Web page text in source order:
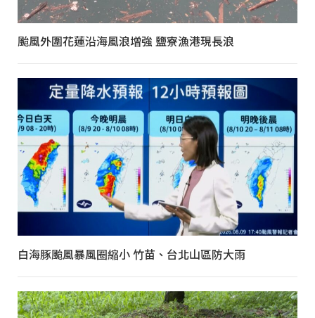
颱風外圍花蓮沿海風浪增強 鹽寮漁港現長浪
白海豚颱風暴風圈縮小 竹苗、台北山區防大雨